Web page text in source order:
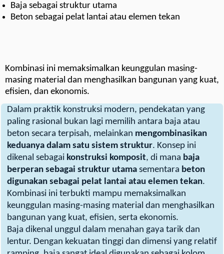
Baja sebagai struktur utama
Beton sebagai pelat lantai atau elemen tekan
Kombinasi ini memaksimalkan keunggulan masing-
masing material dan menghasilkan bangunan yang kuat,
efisien, dan ekonomis.
Dalam praktik konstruksi modern, pendekatan yang
paling rasional bukan lagi memilih antara baja atau
beton secara terpisah, melainkan mengombinasikan
keduanya dalam satu sistem struktur. Konsep ini
dikenal sebagai konstruksi komposit, di mana baja
berperan sebagai struktur utama sementara beton
digunakan sebagai pelat lantai atau elemen tekan.
Kombinasi ini terbukti mampu memaksimalkan
keunggulan masing-masing material dan menghasilkan
bangunan yang kuat, efisien, serta ekonomis.
Baja dikenal unggul dalam menahan gaya tarik dan
lentur. Dengan kekuatan tinggi dan dimensi yang relatif